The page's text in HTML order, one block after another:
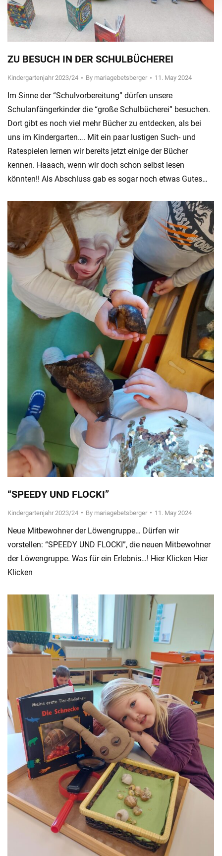
ZU BESUCH IN DER SCHULBÜCHEREI
Kindergartenjahr 2023/24 By mariagebetsberger 11. May 2024
Im Sinne der “Schulvorbereitung” dürfen unsere
Schulanfängerkinder die “große Schulbücherei” besuchen.
Dort gibt es noch viel mehr Bücher zu entdecken, als bei
uns im Kindergarten…. Mit ein paar lustigen Such- und
Ratespielen lernen wir bereits jetzt einige der Bücher
kennen. Haaach, wenn wir doch schon selbst lesen
könnten!! Als Abschluss gab es sogar noch etwas Gutes…
“SPEEDY UND FLOCKI”
Kindergartenjahr 2023/24 By mariagebetsberger 11. May 2024
Neue Mitbewohner der Löwengruppe… Dürfen wir
vorstellen: “SPEEDY UND FLOCKI”, die neuen Mitbewohner
der Löwengruppe. Was für ein Erlebnis…! Hier Klicken Hier
Klicken